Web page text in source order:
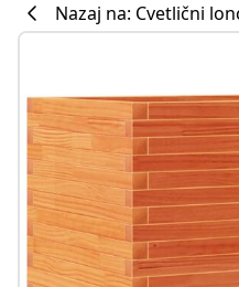
Nazaj na: Cvetlični